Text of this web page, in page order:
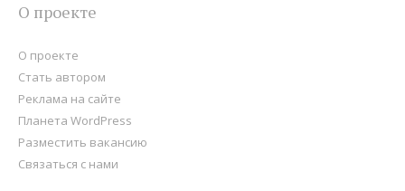
О проекте
О проекте
Стать автором
Реклама на сайте
Планета WordPress
Разместить вакансию
Связаться с нами